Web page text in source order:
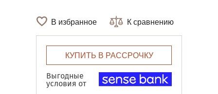
В избранное К сравнению
КУПИТЬ В РАССРОЧКУ
Выгодные
условия от